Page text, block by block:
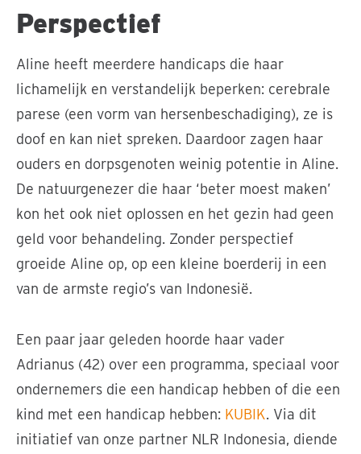
Perspectief
Aline heeft meerdere handicaps die haar
lichamelijk en verstandelijk beperken: cerebrale
parese (een vorm van hersenbeschadiging), ze is
doof en kan niet spreken. Daardoor zagen haar
ouders en dorpsgenoten weinig potentie in Aline.
De natuurgenezer die haar ‘beter moest maken’
kon het ook niet oplossen en het gezin had geen
geld voor behandeling. Zonder perspectief
groeide Aline op, op een kleine boerderij in een
van de armste regio’s van Indonesië.
Een paar jaar geleden hoorde haar vader
Adrianus (42) over een programma, speciaal voor
ondernemers die een handicap hebben of die een
kind met een handicap hebben: KUBIK. Via dit
initiatief van onze partner NLR Indonesia, diende